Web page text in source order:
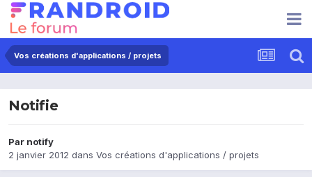
Vos créations d'applications / projets
Notifie
Par notify
2 janvier 2012 dans Vos créations d'applications / projets